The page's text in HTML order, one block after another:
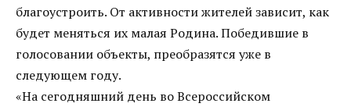
благоустроить. От активности жителей зависит, как
будет меняться их малая Родина. Победившие в
голосовании объекты, преобразятся уже в
следующем году.
«На сегодняшний день во Всероссийском